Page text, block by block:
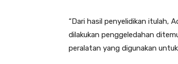
“Dari hasil penyelidikan itulah,
dilakukan penggeledahan
peralatan yang digunakan untuk